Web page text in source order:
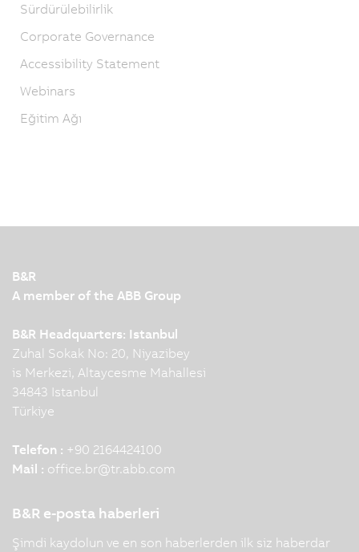
Sürdürülebilirlik
Corporate Governance
Accessibility Statement
Webinars
Eğitim Ağı
B&R
A member of the ABB Group
B&R Headquarters: Istanbul
Zuhal Sokak No: 20, Niyazibey
is Merkezi, Altaycesme Mahallesi
34843 Istanbul
Türkiye
Telefon : +90 2164424100
Mail : office.br@tr.abb.com
B&R e-posta haberleri
Şimdi kaydolun ve en son haberlerden ilk siz haberdar